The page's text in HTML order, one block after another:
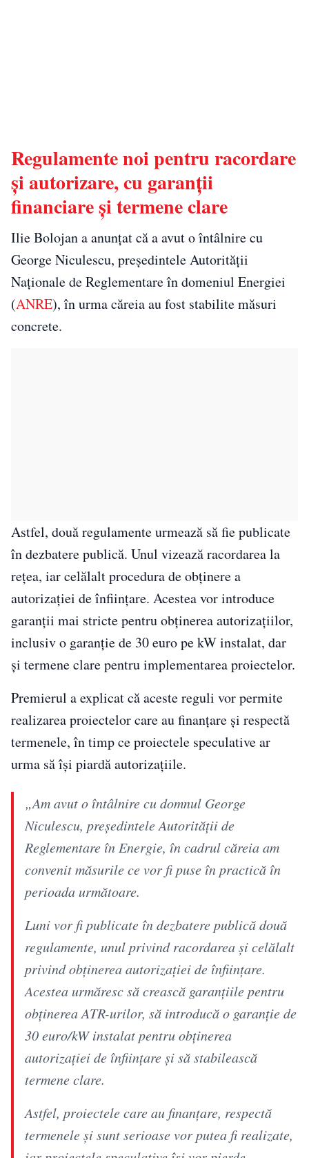
Regulamente noi pentru racordare
și autorizare, cu garanții
financiare și termene clare
Ilie Bolojan a anunțat că a avut o întâlnire cu
George Niculescu, președintele Autorității
Naționale de Reglementare în domeniul Energiei
(ANRE), în urma căreia au fost stabilite măsuri
concrete.
Astfel, două regulamente urmează să fie publicate
în dezbatere publică. Unul vizează racordarea la
rețea, iar celălalt procedura de obținere a
autorizației de înființare. Acestea vor introduce
garanții mai stricte pentru obținerea autorizațiilor,
inclusiv o garanție de 30 euro pe kW instalat, dar
și termene clare pentru implementarea proiectelor.
Premierul a explicat că aceste reguli vor permite
realizarea proiectelor care au finanțare și respectă
termenele, în timp ce proiectele speculative ar
urma să își piardă autorizațiile.
„Am avut o întâlnire cu domnul George
Niculescu, președintele Autorității de
Reglementare în Energie, în cadrul căreia am
convenit măsurile ce vor fi puse în practică în
perioada următoare.
Luni vor fi publicate în dezbatere publică două
regulamente, unul privind racordarea și celălalt
privind obținerea autorizației de înființare.
Acestea urmăresc să crească garanțiile pentru
obținerea ATR-urilor, să introducă o garanție de
30 euro/kW instalat pentru obținerea
autorizației de înființare și să stabilească
termene clare.
Astfel, proiectele care au finanțare, respectă
termenele și sunt serioase vor putea fi realizate,